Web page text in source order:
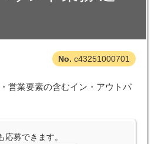
c43251000701
営業要素の含むイン・アウトバ
応募できます。